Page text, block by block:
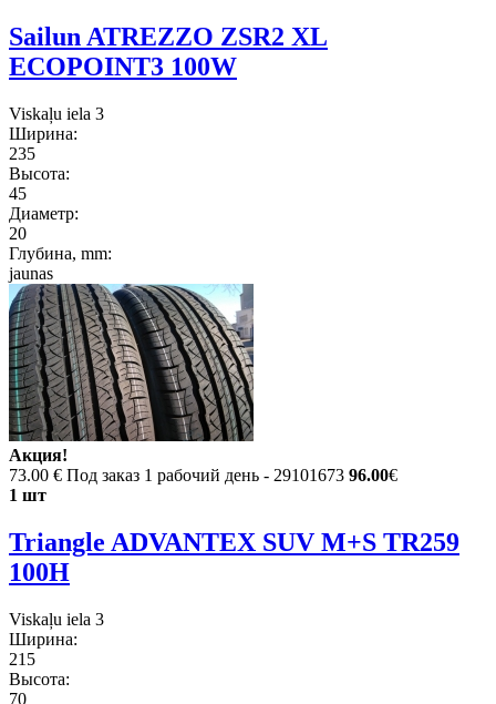
Sailun ATREZZO ZSR2 XL
ECOPOINT3 100W
Viskaļu iela 3
Ширина:
235
Высота:
45
Диаметр:
20
Глубина, mm:
jaunas
Акция!
73.00 € Под заказ 1 рабочий день - 29101673 96.00€
1 шт
Triangle ADVANTEX SUV M+S TR259
100H
Viskaļu iela 3
Ширина:
215
Высота:
70